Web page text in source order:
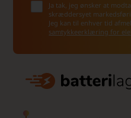
Ja tak, jeg ønsker at
skræddersyet
Jeg kan til enhver tid
samtykkeerklæring for